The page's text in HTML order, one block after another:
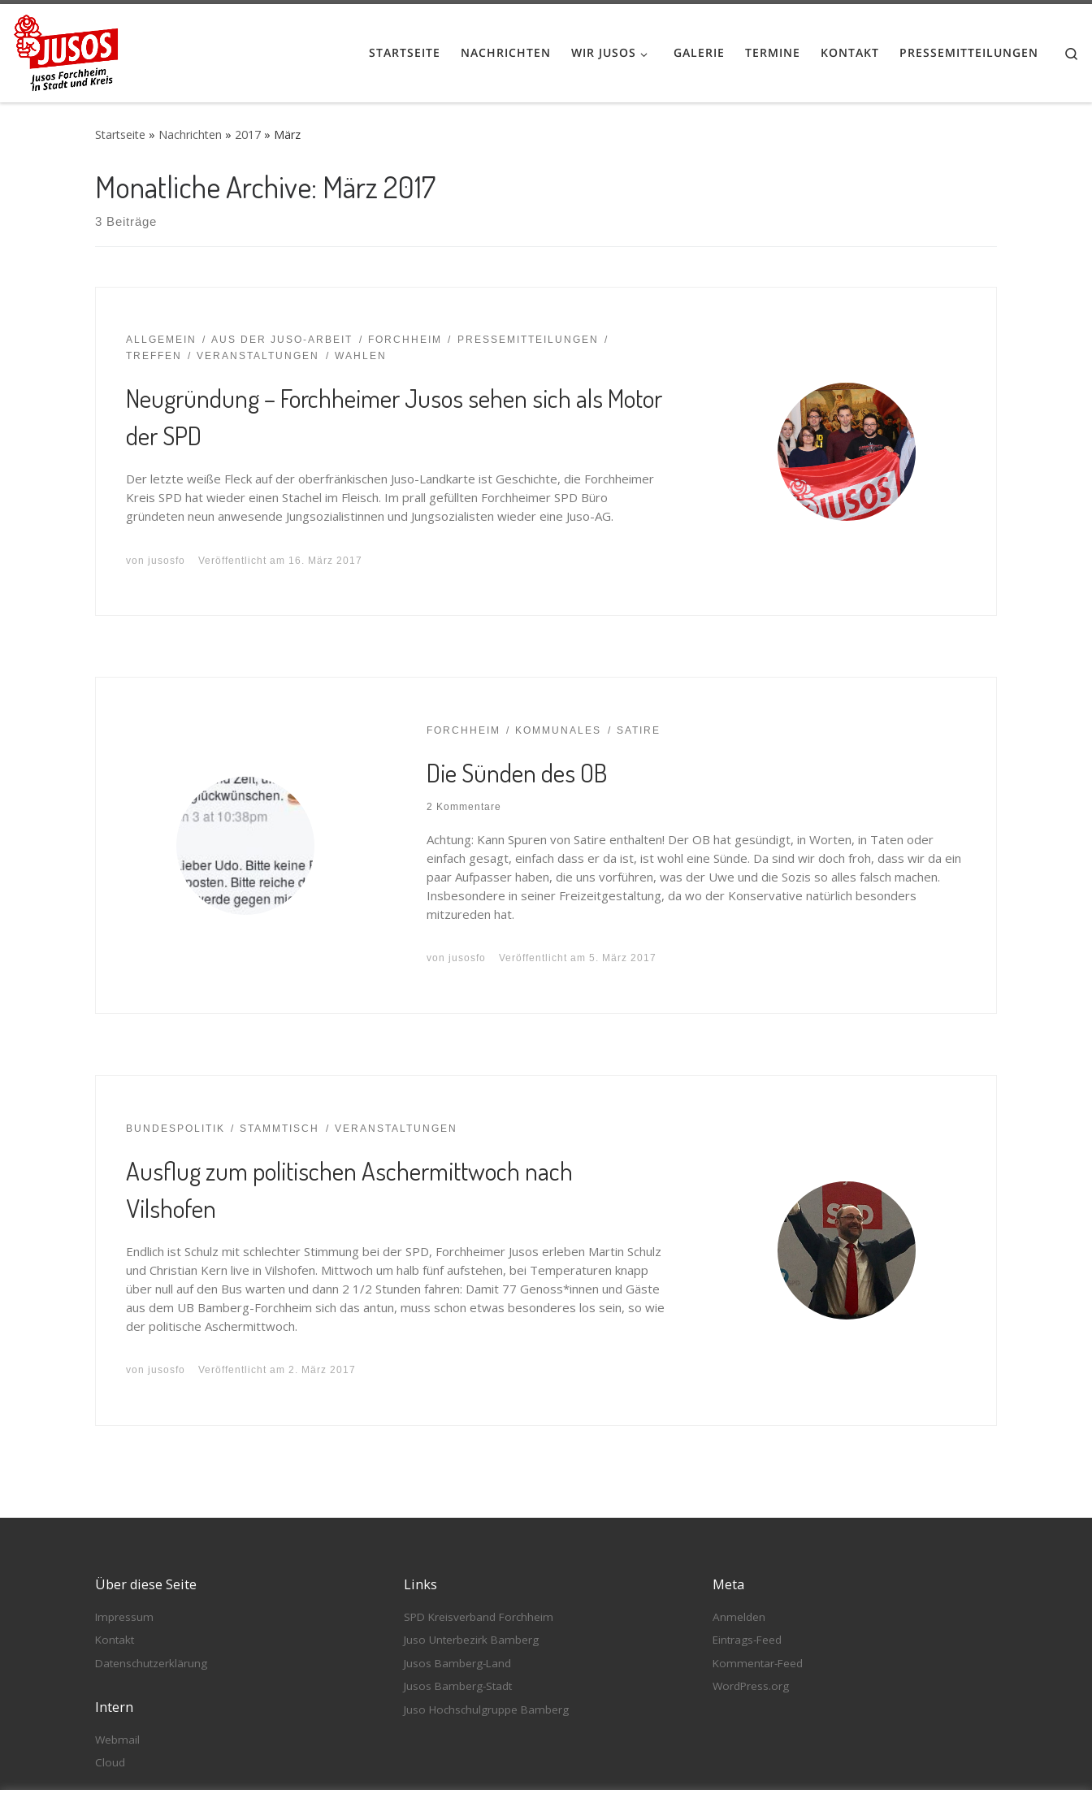
Zum Inhalt springen
STARTSEITE NACHRICHTEN WIR JUSOS GALERIE TERMINE KONTAKT PRESSEMITTEILUNGEN
Startseite » Nachrichten » 2017 » März
Monatliche Archive: März 2017
3 Beiträge
ALLGEMEIN AUS DER JUSO-ARBEIT FORCHHEIM
PRESSEMITTEILUNGEN
TREFFEN
VERANSTALTUNGEN WAHLEN
Neugründung – Forchheimer Jusos sehen sich als Motor
der SPD
Der letzte weiße Fleck auf der oberfränkischen Juso-Landkarte ist Geschichte, die Forchheimer
Kreis SPD hat wieder einen Stachel im Fleisch. Im prall gefüllten Forchheimer SPD Büro
gründeten neun anwesende Jungsozialistinnen und Jungsozialisten wieder eine Juso-AG.
von jusosfo Veröffentlicht am 16. März 2017
FORCHHEIM KOMMUNALES SATIRE
Die Sünden des OB
2 Kommentare
Achtung: Kann Spuren von Satire enthalten! Der OB hat gesündigt, in Worten, in Taten oder
einfach gesagt, einfach dass er da ist, ist wohl eine Sünde. Da sind wir doch froh, dass wir da ein
paar Aufpasser haben, die uns vorführen, was der Uwe und die Sozis so alles falsch machen.
Insbesondere in seiner Freizeitgestaltung, da wo der Konservative natürlich besonders
mitzureden hat.
von jusosfo Veröffentlicht am 5. März 2017
BUNDESPOLITIK STAMMTISCH VERANSTALTUNGEN
Ausflug zum politischen Aschermittwoch nach
Vilshofen
Endlich ist Schulz mit schlechter Stimmung bei der SPD, Forchheimer Jusos erleben Martin Schulz
und Christian Kern live in Vilshofen. Mittwoch um halb fünf aufstehen, bei Temperaturen knapp
über null auf den Bus warten und dann 2 1/2 Stunden fahren: Damit 77 Genoss*innen und Gäste
aus dem UB Bamberg-Forchheim sich das antun, muss schon etwas besonderes los sein, so wie
der politische Aschermittwoch.
von jusosfo Veröffentlicht am 2. März 2017
Über diese Seite
Impressum
Kontakt
Datenschutzerklärung
Intern
Webmail
Cloud
Links
SPD Kreisverband Forchheim
Juso Unterbezirk Bamberg
Jusos Bamberg-Land
Jusos Bamberg-Stadt
Juso Hochschulgruppe Bamberg
Meta
Anmelden
Eintrags-Feed
Kommentar-Feed
WordPress.org